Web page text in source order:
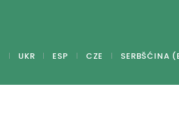
UKR ESP CZE SERBŠĆINA